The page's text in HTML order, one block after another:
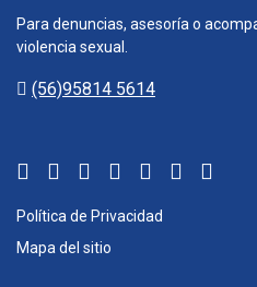
Para denuncias, asesoría o
violencia sexual.
(56)95814 5614
Política de Privacidad
Mapa del sitio